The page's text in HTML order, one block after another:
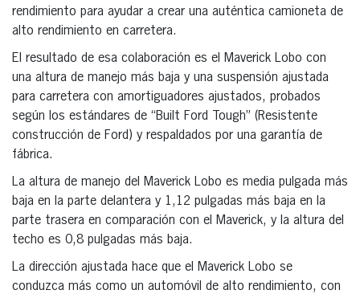
rendimiento para ayudar a crear una auténtica camioneta de
alto rendimiento en carretera.
El resultado de esa colaboración es el Maverick Lobo con
una altura de manejo más baja y una suspensión ajustada
para carretera con amortiguadores ajustados, probados
según los estándares de “Built Ford Tough” (Resistente
construcción de Ford) y respaldados por una garantía de
fábrica.
La altura de manejo del Maverick Lobo es media pulgada más
baja en la parte delantera y 1,12 pulgadas más baja en la
parte trasera en comparación con el Maverick, y la altura del
techo es 0,8 pulgadas más baja.
La dirección ajustada hace que el Maverick Lobo se
conduzca más como un automóvil de alto rendimiento, con